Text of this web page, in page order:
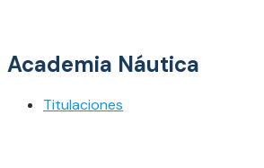
Academia Náutica
Titulaciones